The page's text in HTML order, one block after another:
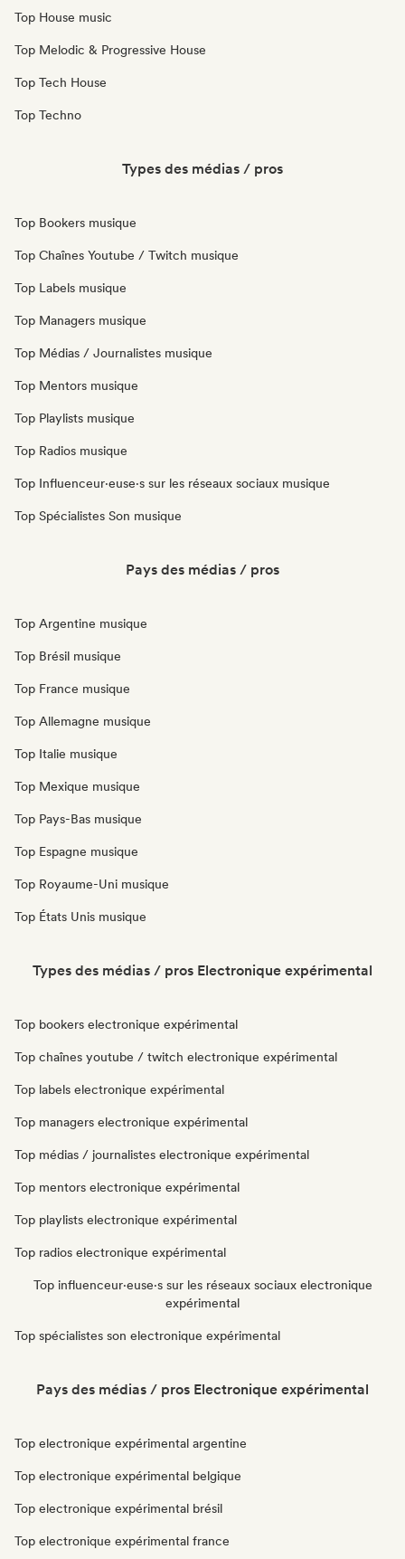
Top House music
Top Melodic & Progressive House
Top Tech House
Top Techno
Types des médias / pros
Top Bookers musique
Top Chaînes Youtube / Twitch musique
Top Labels musique
Top Managers musique
Top Médias / Journalistes musique
Top Mentors musique
Top Playlists musique
Top Radios musique
Top Influenceur·euse·s sur les réseaux sociaux musique
Top Spécialistes Son musique
Pays des médias / pros
Top Argentine musique
Top Brésil musique
Top France musique
Top Allemagne musique
Top Italie musique
Top Mexique musique
Top Pays-Bas musique
Top Espagne musique
Top Royaume-Uni musique
Top États Unis musique
Types des médias / pros Electronique expérimental
Top bookers electronique expérimental
Top chaînes youtube / twitch electronique expérimental
Top labels electronique expérimental
Top managers electronique expérimental
Top médias / journalistes electronique expérimental
Top mentors electronique expérimental
Top playlists electronique expérimental
Top radios electronique expérimental
Top influenceur·euse·s sur les réseaux sociaux electronique
expérimental
Top spécialistes son electronique expérimental
Pays des médias / pros Electronique expérimental
Top electronique expérimental argentine
Top electronique expérimental belgique
Top electronique expérimental brésil
Top electronique expérimental france